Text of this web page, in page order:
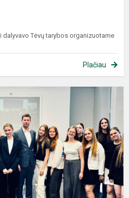
dalyvavo Tėvų tarybos organizuotame
Plačiau